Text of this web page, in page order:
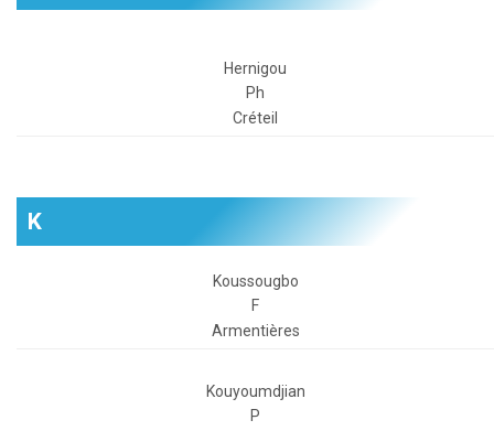
Hernigou
Ph
Créteil
K
Koussougbo
F
Armentières
Kouyoumdjian
P